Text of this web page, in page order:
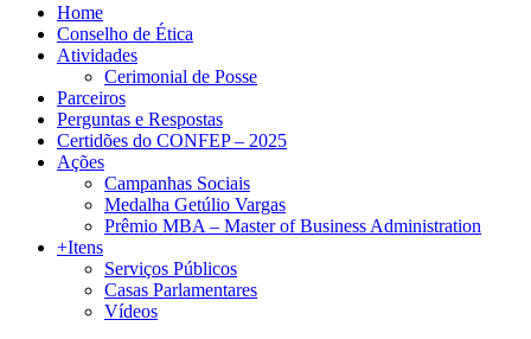
Home
Conselho de Ética
Atividades
Cerimonial de Posse
Parceiros
Perguntas e Respostas
Certidões do CONFEP – 2025
Ações
Campanhas Sociais
Medalha Getúlio Vargas
Prêmio MBA – Master of Business Administration
+Itens
Serviços Públicos
Casas Parlamentares
Vídeos